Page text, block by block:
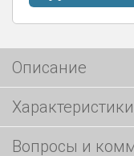
Описание
Характеристики
Вопросы и